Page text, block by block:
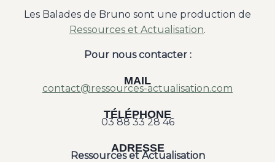
Les Balades de Bruno sont une production de
Ressources et Actualisation.
Pour nous contacter :
MAIL
contact@ressources-actualisation.com
TÉLÉPHONE
03 88 33 28 46
ADRESSE
Ressources et Actualisation